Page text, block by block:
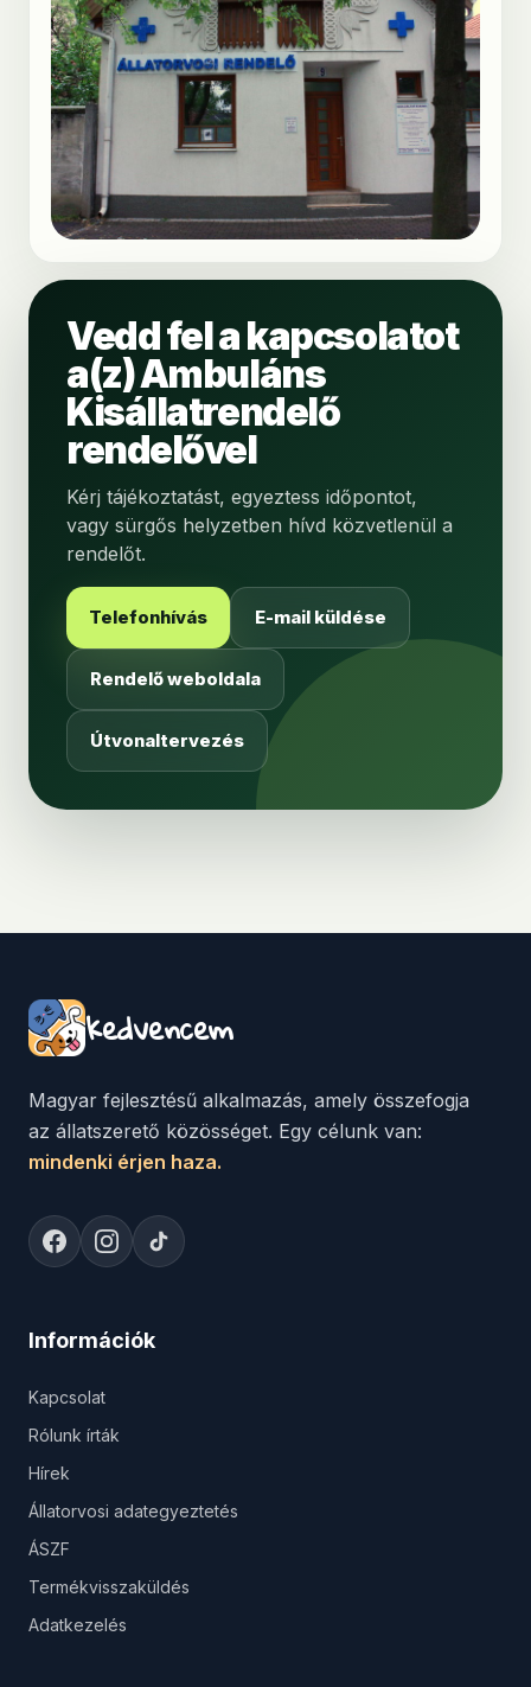
Vedd fel a kapcsolatot
a(z) Ambuláns
Kisállatrendelő
rendelővel
Kérj tájékoztatást, egyeztess időpontot,
vagy sürgős helyzetben hívd közvetlenül a
rendelőt.
Telefonhívás E-mail küldése
Rendelő weboldala
Útvonaltervezés
kedvencem
Magyar fejlesztésű alkalmazás, amely összefogja
az állatszerető közösséget. Egy célunk van:
mindenki érjen haza.
Információk
Kapcsolat
Rólunk írták
Hírek
Állatorvosi adategyeztetés
ÁSZF
Termékvisszaküldés
Adatkezelés